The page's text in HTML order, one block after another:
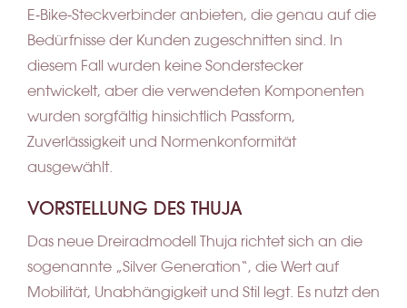
E‑Bike‑Steckverbinder anbieten, die genau auf die
Bedürfnisse der Kunden zugeschnitten sind. In
diesem Fall wurden keine Sonderstecker
entwickelt, aber die verwendeten Komponenten
wurden sorgfältig hinsichtlich Passform,
Zuverlässigkeit und Normenkonformität
ausgewählt.
VORSTELLUNG DES THUJA
Das neue Dreiradmodell Thuja richtet sich an die
sogenannte „Silver Generation“, die Wert auf
Mobilität, Unabhängigkeit und Stil legt. Es nutzt den